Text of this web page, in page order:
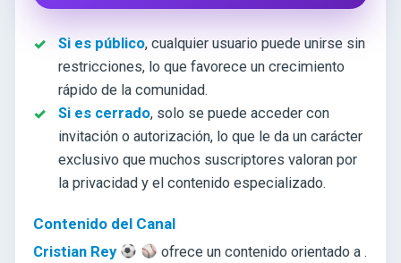
Si es público, cualquier usuario puede unirse sin
restricciones, lo que favorece un crecimiento
rápido de la comunidad.
Si es cerrado, solo se puede acceder con
invitación o autorización, lo que le da un carácter
exclusivo que muchos suscriptores valoran por
la privacidad y el contenido especializado.
Contenido del Canal
Cristian Rey ofrece un contenido orientado a .